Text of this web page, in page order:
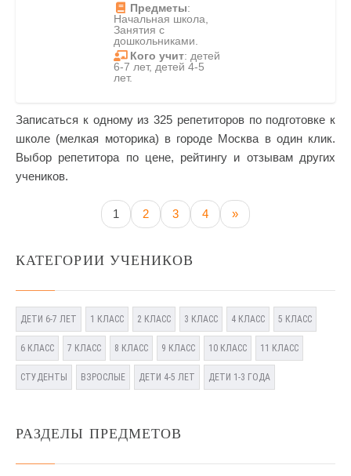
Предметы:
Начальная школа,
Занятия с
дошкольниками.
Кого учит: детей
6-7 лет, детей 4-5
лет.
Записаться к одному из 325 репетиторов по подготовке к
школе (мелкая моторика) в городе Москва в один клик.
Выбор репетитора по цене, рейтингу и отзывам других
учеников.
1 2 3 4 »
КАТЕГОРИИ УЧЕНИКОВ
ДЕТИ 6-7 ЛЕТ 1 КЛАСС 2 КЛАСС 3 КЛАСС 4 КЛАСС 5 КЛАСС
6 КЛАСС 7 КЛАСС 8 КЛАСС 9 КЛАСС 10 КЛАСС 11 КЛАСС
СТУДЕНТЫ ВЗРОСЛЫЕ ДЕТИ 4-5 ЛЕТ ДЕТИ 1-3 ГОДА
РАЗДЕЛЫ ПРЕДМЕТОВ